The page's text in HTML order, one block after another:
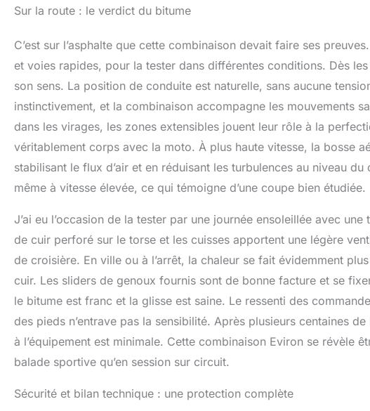
Sur la route : le verdict du bitume
C’est sur l’asphalte que cette combinaison devait faire ses
et voies rapides, pour la tester dans différentes conditions. Dès
son sens. La position de conduite est naturelle, sans aucune
instinctivement, et la combinaison accompagne les mouvements
dans les virages, les zones extensibles jouent leur rôle à la
véritablement corps avec la moto. À plus haute vitesse, la bosse
stabilisant le flux d’air et en réduisant les turbulences au niveau
même à vitesse élevée, ce qui témoigne d’une coupe bien étudiée.
J’ai eu l’occasion de la tester par une journée ensoleillée avec
de cuir perforé sur le torse et les cuisses apportent une légère
de croisière. En ville ou à l’arrêt, la chaleur se fait évidemment
cuir. Les sliders de genoux fournis sont de bonne facture et se
le bitume est franc et la glisse est saine. Le ressenti des
des pieds n’entrave pas la sensibilité. Après plusieurs centaines
à l’équipement est minimale. Cette combinaison Eviron se révèle
balade sportive qu’en session sur circuit.
Sécurité et bilan technique : une protection complète